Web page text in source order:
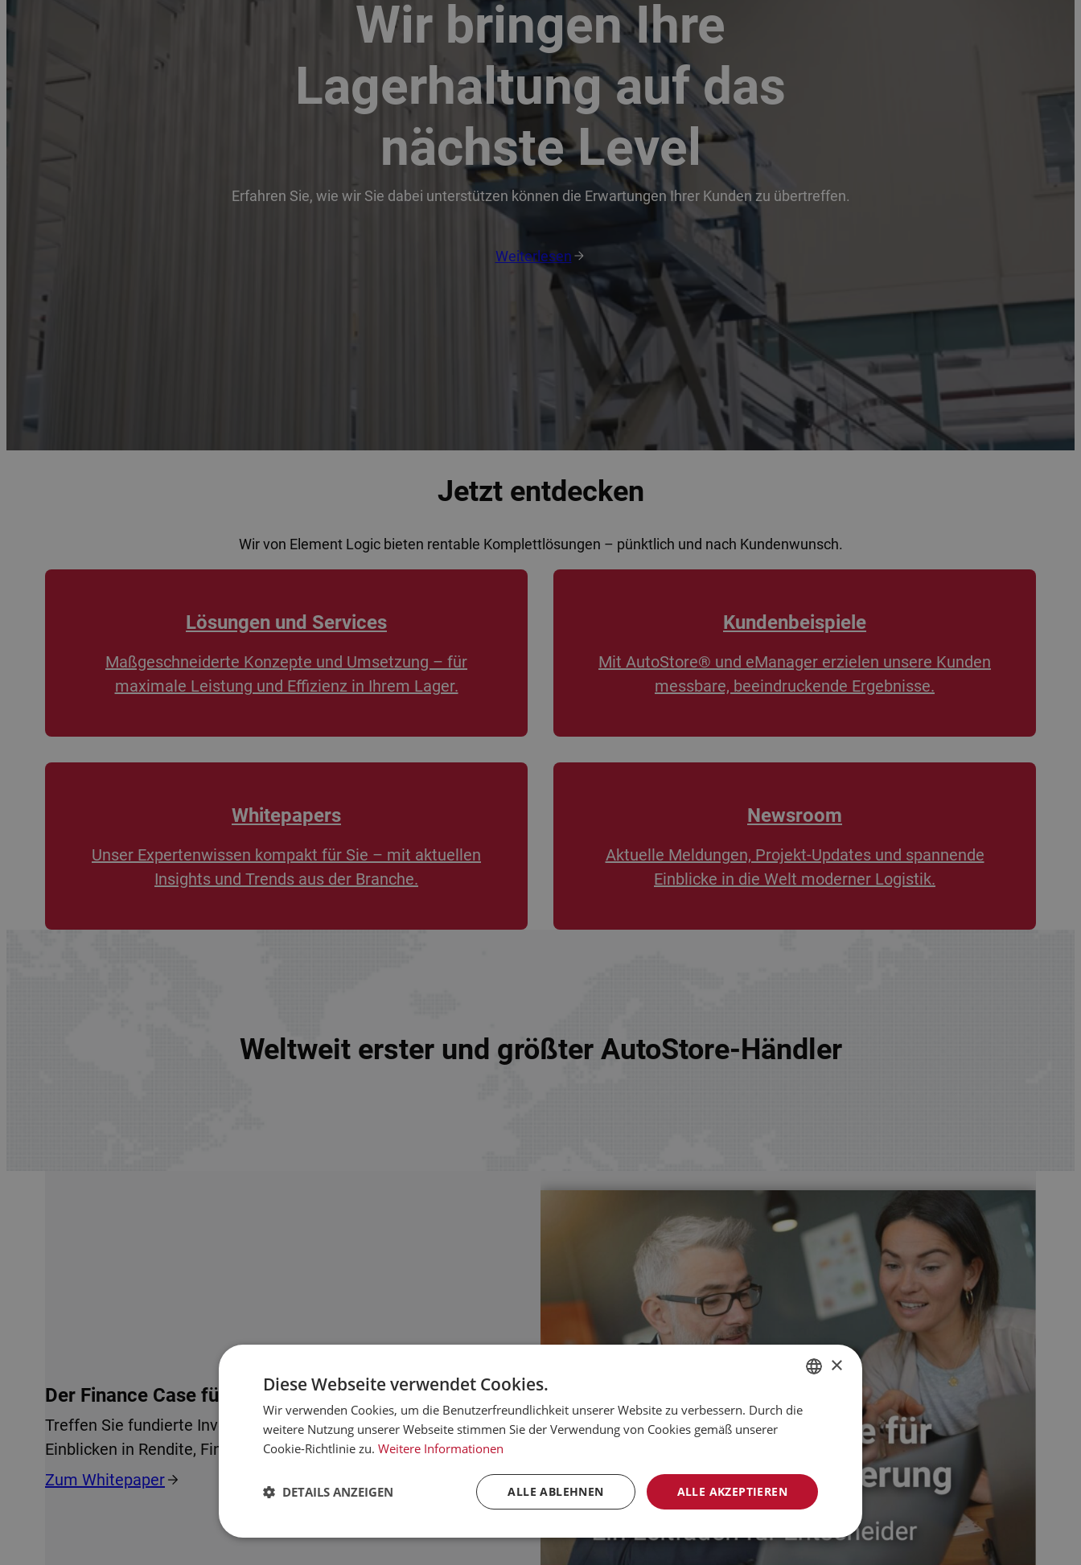
Wir bringen Ihre
Lagerhaltung auf das
nächste Level
Erfahren Sie, wie wir Sie dabei unterstützen können die Erwartungen Ihrer Kunden zu übertreffen.
Weiterlesen
Jetzt entdecken
Wir von Element Logic bieten rentable Komplettlösungen – pünktlich und nach Kundenwunsch.
Lösungen und Services
Maßgeschneiderte Konzepte und Umsetzung – für
maximale Leistung und Effizienz in Ihrem Lager.
Kundenbeispiele
Mit AutoStore® und eManager erzielen unsere Kunden
messbare, beeindruckende Ergebnisse.
Whitepapers
Unser Expertenwissen kompakt für Sie – mit aktuellen
Insights und Trends aus der Branche.
Newsroom
Aktuelle Meldungen, Projekt-Updates und spannende
Einblicke in die Welt moderner Logistik.
Weltweit erster und größter AutoStore-Händler
Der Finance Case für Lagerautomatisierung
Treffen Sie fundierte Investitionsentscheidungen – mit klaren
Einblicken in Rendite, Finanzierung und Risiken.
Zum Whitepaper
ENGLISH
GERMAN
×
Diese Webseite verwendet Cookies.
Wir verwenden Cookies, um die Benutzerfreundlichkeit unserer Website zu verbessern. Durch die
weitere Nutzung unserer Webseite stimmen Sie der Verwendung von Cookies gemäß unserer
Cookie-Richtlinie zu. Weitere Informationen
ALLE AKZEPTIEREN
ALLE ABLEHNEN
DETAILS ANZEIGEN